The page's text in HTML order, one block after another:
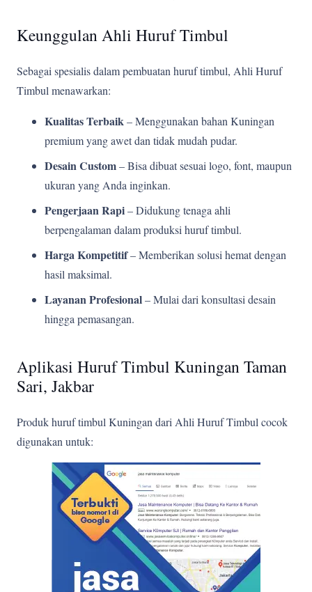
Keunggulan Ahli Huruf Timbul
Sebagai spesialis dalam pembuatan huruf timbul, Ahli Huruf
Timbul menawarkan:
Kualitas Terbaik– Menggunakan bahan Kuningan
premium yang awet dan tidak mudah pudar.
Desain Custom– Bisa dibuat sesuai logo, font, maupun
ukuran yang Anda inginkan.
Pengerjaan Rapi– Didukung tenaga ahli
berpengalaman dalam produksi huruf timbul.
Harga Kompetitif– Memberikan solusi hemat dengan
hasil maksimal.
Layanan Profesional– Mulai dari konsultasi desain
hingga pemasangan.
Aplikasi Huruf Timbul Kuningan Taman
Sari, Jakbar
Produk huruf timbul Kuningan dari Ahli Huruf Timbul cocok
digunakan untuk: